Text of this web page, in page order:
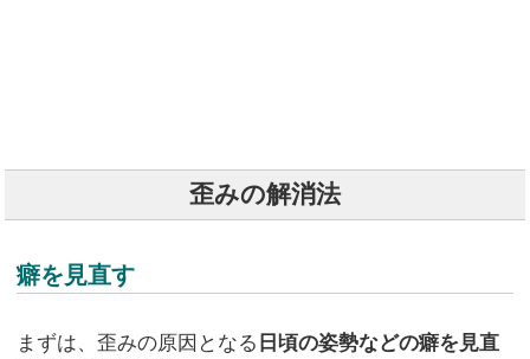
歪みの解消法
癖を見直す
まずは、歪みの原因となる 日頃の姿勢などの癖を見直